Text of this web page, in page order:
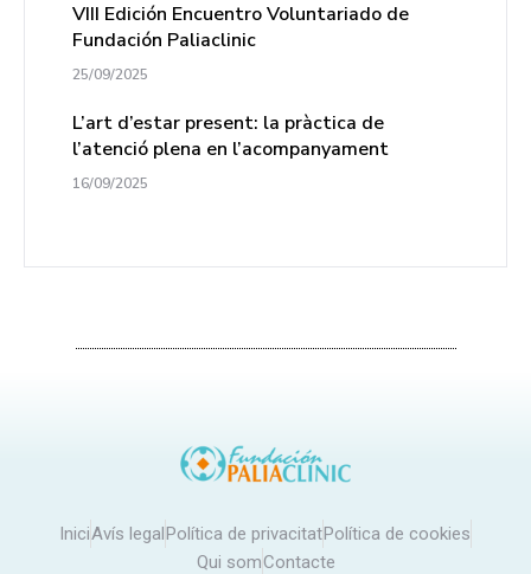
VIII Edición Encuentro Voluntariado de
Fundación Paliaclinic
25/09/2025
L’art d’estar present: la pràctica de
l’atenció plena en l’acompanyament
16/09/2025
IniciAvís legalPolítica de privacitatPolítica de cookies
Qui somContacte